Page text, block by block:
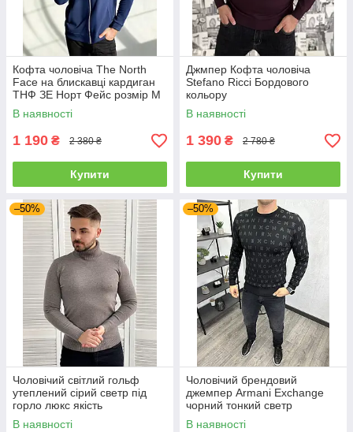
Кофта чоловіча The North
Face на блискавці кардиган
ТНФ ЗЕ Норт Фейс розмір M
В наявності
1 190 ₴ 2 380 ₴
Купити
Джмпер Кофта чоловіча
Stefano Ricci Бордового
кольору
В наявності
1 390 ₴ 2 780 ₴
Купити
–50%
Чоловічий світлий гольф
утеплений сірий светр під
горло люкс якість
В наявності
–50%
Чоловічий брендовий
джемпер Armani Exchange
чорний тонкий светр
В наявності